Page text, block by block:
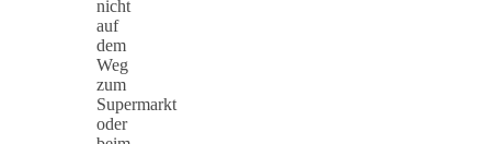
nicht
auf
dem
Weg
zum
Supermarkt
oder